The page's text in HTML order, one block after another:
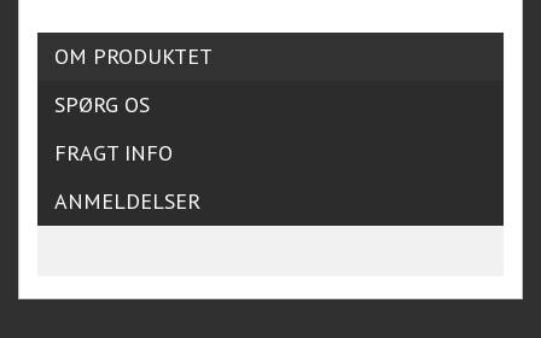
OM PRODUKTET
SPØRG OS
FRAGT INFO
ANMELDELSER